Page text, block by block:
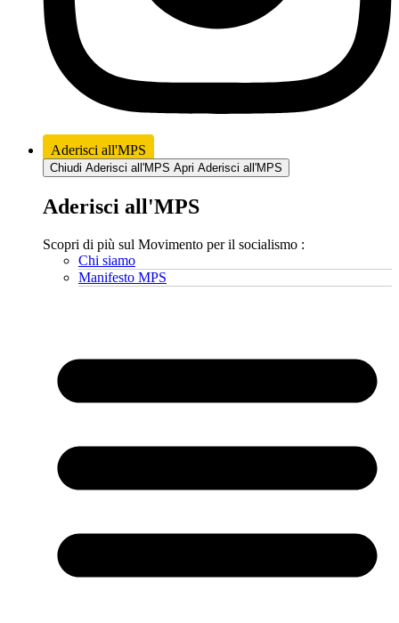
Aderisci all'MPS
Chiudi Aderisci all'MPS Apri Aderisci all'MPS
Aderisci all'MPS
Scopri di più sul Movimento per il socialismo :
Chi siamo
Manifesto MPS